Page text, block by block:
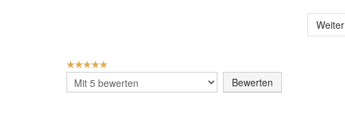
Weiter
BEWERTUNG:
Bitte
bewerten